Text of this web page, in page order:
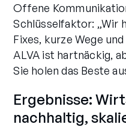
Offene
Schlüsselfaktor: „Wir
Fixes, kurze Wege
ALVA ist hartnäckig,
Sie holen das Beste
Ergebnisse:
nachhaltig,